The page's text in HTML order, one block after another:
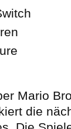
Mario
die